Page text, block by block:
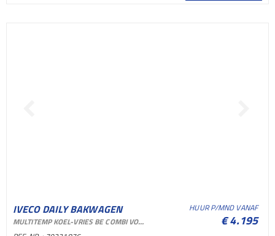
IVECO DAILY BAKWAGEN
GEKOELD BAKWAGEN
MULTITEMP KOEL-VRIES BE COMBI VOOR VERHUUR EN SHORTLEASE
HUUR P/MND VANAF
€ 4.195